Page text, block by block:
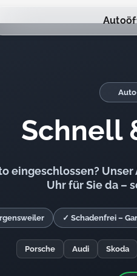
Schnell
eingeschlossen?
Uhr für Sie da –
✓ Schadenfrei –
Porsche Audi Skoda